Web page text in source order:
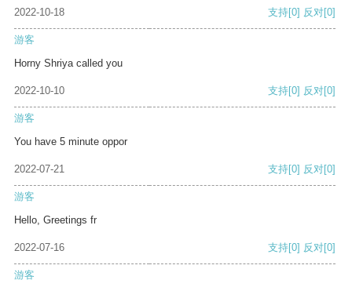
2022-10-18 支持[0] 反对[0]
游客
Horny Shriya called you
2022-10-10 支持[0] 反对[0]
游客
You have 5 minute oppor
2022-07-21 支持[0] 反对[0]
游客
Hello, Greetings fr
2022-07-16 支持[0] 反对[0]
游客